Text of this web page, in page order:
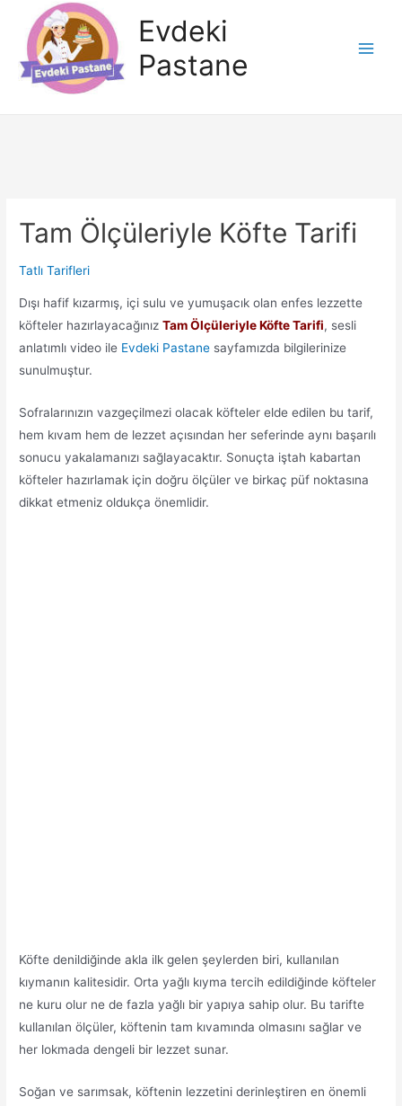
Evdeki
Pastane
Tam Ölçüleriyle Köfte Tarifi
Tatlı Tarifleri
Dışı hafif kızarmış, içi sulu ve yumuşacık olan enfes lezzette
köfteler hazırlayacağınızTam Ölçüleriyle Köfte Tarifi, sesli
anlatımlı video ile Evdeki Pastane sayfamızda bilgilerinize
sunulmuştur.
Sofralarınızın vazgeçilmezi olacak köfteler elde edilen bu tarif,
hem kıvam hem de lezzet açısından her seferinde aynı başarılı
sonucu yakalamanızı sağlayacaktır. Sonuçta iştah kabartan
köfteler hazırlamak için doğru ölçüler ve birkaç püf noktasına
dikkat etmeniz oldukça önemlidir.
Köfte denildiğinde akla ilk gelen şeylerden biri, kullanılan
kıymanın kalitesidir. Orta yağlı kıyma tercih edildiğinde köfteler
ne kuru olur ne de fazla yağlı bir yapıya sahip olur. Bu tarifte
kullanılan ölçüler, köftenin tam kıvamında olmasını sağlar ve
her lokmada dengeli bir lezzet sunar.
Soğan ve sarımsak, köftenin lezzetini derinleştiren en önemli